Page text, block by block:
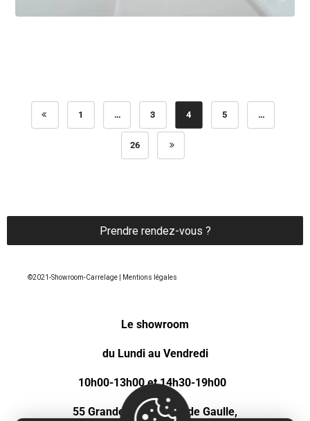
1 … 3 4 5 …
26
Prendre rendez-vous ?
©2021-Showroom-Carrelage | Mentions légales
Le showroom
du Lundi au Vendredi
10h00-13h00 et 14h30-19h00
55 Grande rue Charles de Gaulle,